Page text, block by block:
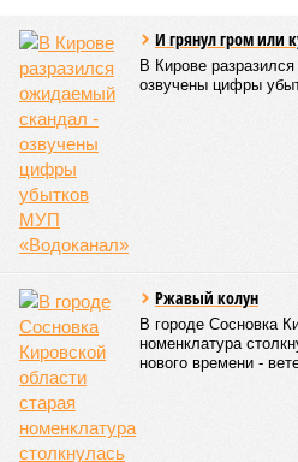
И грянул гром или
В Кирове
озвучены цифры
Ржавый колун
В городе Сосновка
номенклатура
нового времени -